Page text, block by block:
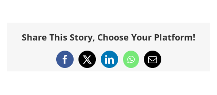
Share This Story, Choose Your Platform!
Facebook
X LinkedInWhatsApp
Email